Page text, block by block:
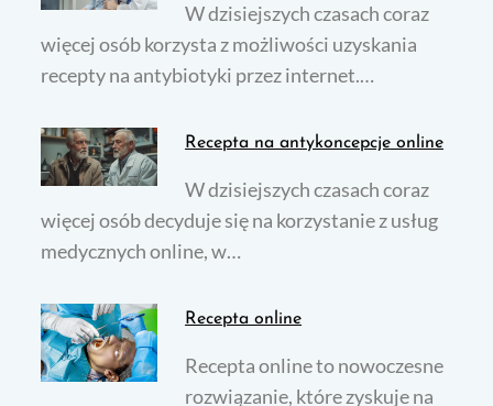
W dzisiejszych czasach coraz
więcej osób korzysta z możliwości uzyskania
recepty na antybiotyki przez internet.…
Recepta na antykoncepcje online
W dzisiejszych czasach coraz
więcej osób decyduje się na korzystanie z usług
medycznych online, w…
Recepta online
Recepta online to nowoczesne
rozwiązanie, które zyskuje na